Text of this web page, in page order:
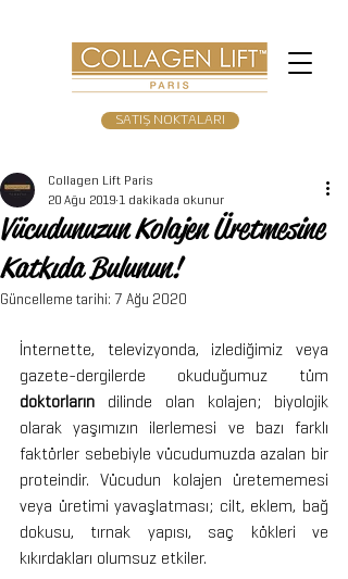
SATIŞ NOKTALARI
Vücudunuzun Kolajen Üretmesine
Katkıda Bulunun!
Collagen Lift Paris
20 Ağu 2019 1 dakikada okunur
Güncelleme tarihi: 7 Ağu 2020
İnternette, televizyonda, izlediğimiz veya
doktorların dilinde olan kolajen; biyolojik
olarak yaşımızın ilerlemesi ve bazı farklı
faktörler sebebiyle vücudumuzda azalan bir
proteindir. Vücudun kolajen üretememesi
veya üretimi yavaşlatması; cilt, eklem, bağ
dokusu, tırnak yapısı, saç kökleri ve
kıkırdakları olumsuz etkiler.